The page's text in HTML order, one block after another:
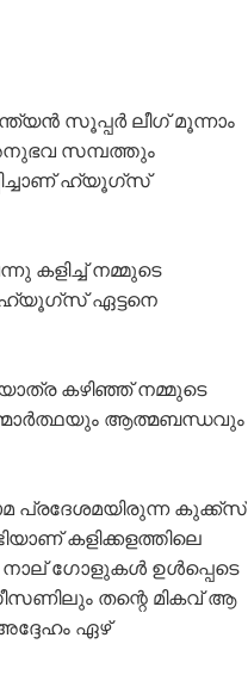
സൂപ്പർ ലീഗ് മൂന്നാം
അനുഭവ സമ്പത്തും
ഹ്യൂഗ്സ്
കളിച്ച് നമ്മുടെ
ഹ്യൂഗ്സ് ഏട്ടനെ
കഴിഞ്ഞ് നമ്മുടെ
ആത്മാർത്ഥയും ആത്മബന്ധവും
പ്രദേശമയിരുന്ന കുക്ക്‌സ്
കളിക്കളത്തിലെ
നാല് ഗോളുകൾ ഉൾപ്പെടെ
തന്റെ മികവ് ആ
ഏഴ്